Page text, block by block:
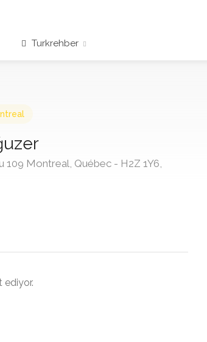
Turkrehber
109 Montreal, Québec - H2Z 1Y6,
ediyor.